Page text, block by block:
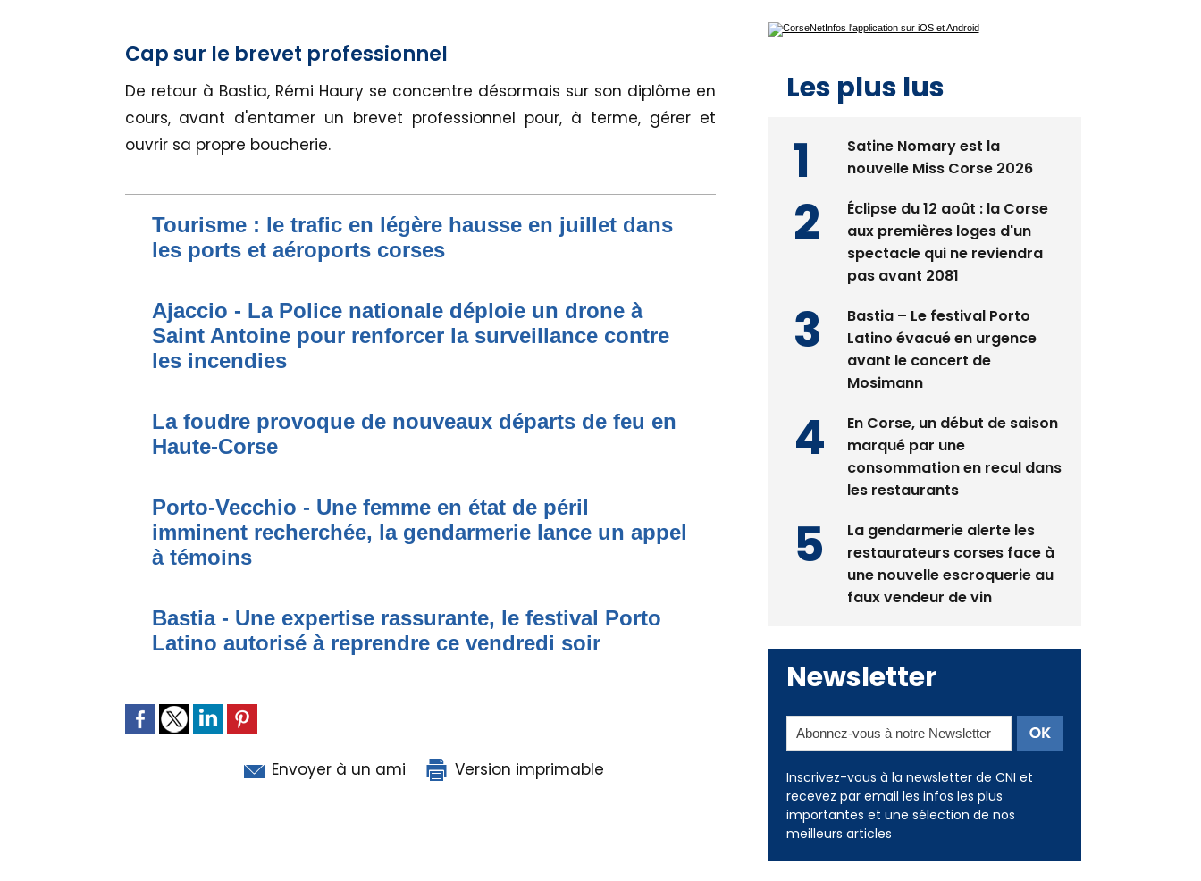
Cap sur le brevet professionnel
De retour à Bastia, Rémi Haury se concentre désormais sur son diplôme en
cours, avant d'entamer un brevet professionnel pour, à terme, gérer et
ouvrir sa propre boucherie.
Tourisme : le trafic en légère hausse en juillet dans
les ports et aéroports corses
Ajaccio - La Police nationale déploie un drone à
Saint Antoine pour renforcer la surveillance contre
les incendies
La foudre provoque de nouveaux départs de feu en
Haute-Corse
Porto-Vecchio - Une femme en état de péril
imminent recherchée, la gendarmerie lance un appel
à témoins
Bastia - Une expertise rassurante, le festival Porto
Latino autorisé à reprendre ce vendredi soir
Envoyer à un ami Version imprimable
Les plus lus
Satine Nomary est la
nouvelle Miss Corse 2026
Éclipse du 12 août : la Corse
aux premières loges d'un
spectacle qui ne reviendra
pas avant 2081
Bastia – Le festival Porto
Latino évacué en urgence
avant le concert de
Mosimann
En Corse, un début de saison
marqué par une
consommation en recul dans
les restaurants
La gendarmerie alerte les
restaurateurs corses face à
une nouvelle escroquerie au
faux vendeur de vin
Newsletter
Inscrivez-vous à la newsletter de CNI et
recevez par email les infos les plus
importantes et une sélection de nos
meilleurs articles